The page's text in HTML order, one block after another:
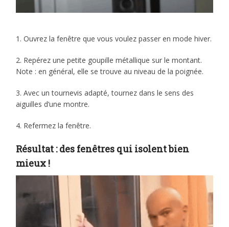
1. Ouvrez la fenêtre que vous voulez passer en mode hiver.
2. Repérez une petite goupille métallique sur le montant.
Note : en général, elle se trouve au niveau de la poignée.
3. Avec un tournevis adapté, tournez dans le sens des
aiguilles d’une montre.
4. Refermez la fenêtre.
Résultat : des fenêtres qui isolent bien
mieux !